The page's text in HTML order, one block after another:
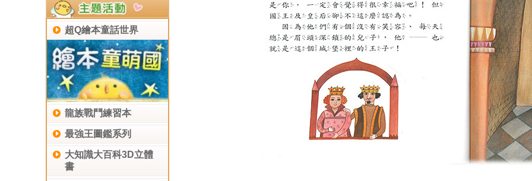
超Q繪本童話世界
龍族戰鬥練習本
最強王圖鑑系列
大知識大百科3D立體
書